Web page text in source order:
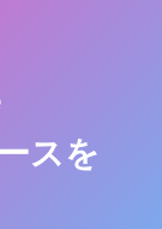
スを